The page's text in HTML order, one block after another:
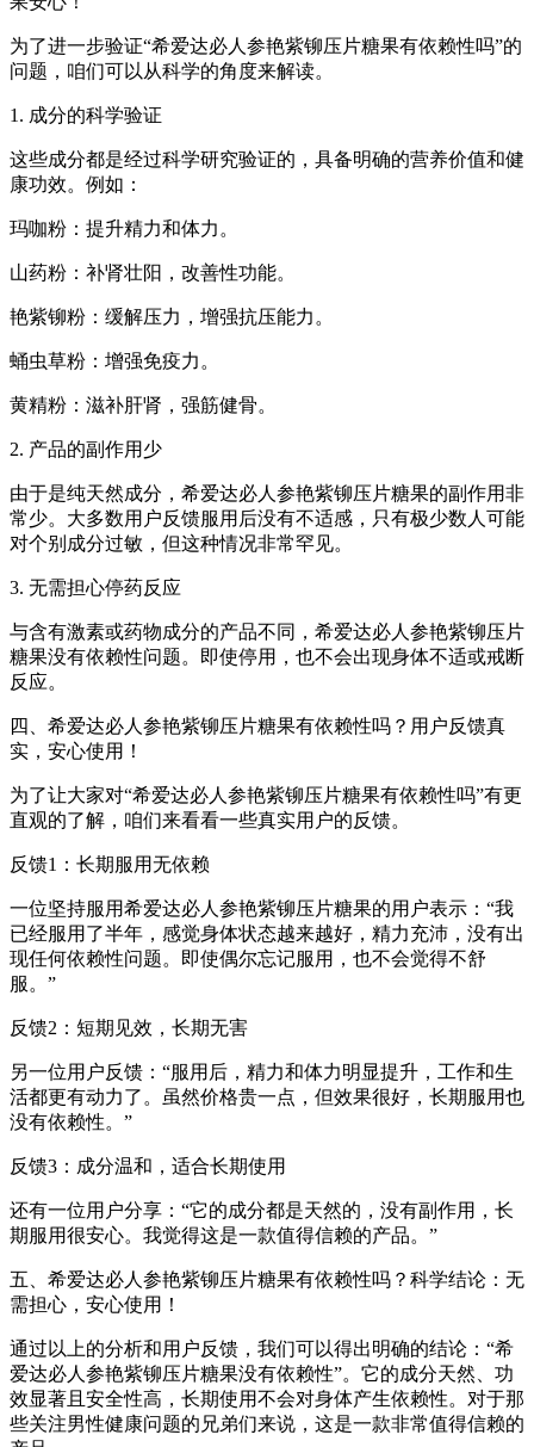
为了进一步验证“希爱达必人参艳紫铆压片糖果有依赖性吗”的
问题，咱们可以从科学的角度来解读。
1. 成分的科学验证
这些成分都是经过科学研究验证的，具备明确的营养价值和健
康功效。例如：
玛咖粉：提升精力和体力。
山药粉：补肾壮阳，改善性功能。
艳紫铆粉：缓解压力，增强抗压能力。
蛹虫草粉：增强免疫力。
黄精粉：滋补肝肾，强筋健骨。
2. 产品的副作用少
由于是纯天然成分，希爱达必人参艳紫铆压片糖果的副作用非
常少。大多数用户反馈服用后没有不适感，只有极少数人可能
对个别成分过敏，但这种情况非常罕见。
3. 无需担心停药反应
与含有激素或药物成分的产品不同，希爱达必人参艳紫铆压片
糖果没有依赖性问题。即使停用，也不会出现身体不适或戒断
反应。
四、希爱达必人参艳紫铆压片糖果有依赖性吗？用户反馈真
实，安心使用！
为了让大家对“希爱达必人参艳紫铆压片糖果有依赖性吗”有更
直观的了解，咱们来看看一些真实用户的反馈。
反馈1：长期服用无依赖
一位坚持服用希爱达必人参艳紫铆压片糖果的用户表示：“我
已经服用了半年，感觉身体状态越来越好，精力充沛，没有出
现任何依赖性问题。即使偶尔忘记服用，也不会觉得不舒
服。”
反馈2：短期见效，长期无害
另一位用户反馈：“服用后，精力和体力明显提升，工作和生
活都更有动力了。虽然价格贵一点，但效果很好，长期服用也
没有依赖性。”
反馈3：成分温和，适合长期使用
还有一位用户分享：“它的成分都是天然的，没有副作用，长
期服用很安心。我觉得这是一款值得信赖的产品。”
五、希爱达必人参艳紫铆压片糖果有依赖性吗？科学结论：无
需担心，安心使用！
通过以上的分析和用户反馈，我们可以得出明确的结论：“希
爱达必人参艳紫铆压片糖果没有依赖性”。它的成分天然、功
效显著且安全性高，长期使用不会对身体产生依赖性。对于那
些关注男性健康问题的兄弟们来说，这是一款非常值得信赖的